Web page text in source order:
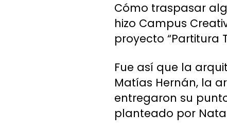
Cómo traspasar
hizo Campus
proyecto “Partitura
Fue así que la
Matías Hernán, la
entregaron su
planteado por